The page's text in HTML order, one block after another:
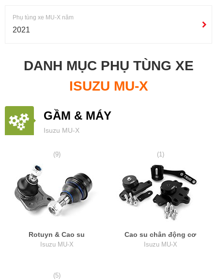
Phụ tùng xe MU-X năm
2021
DANH MỤC PHỤ TÙNG XE
ISUZU MU-X
GẦM & MÁY
Isuzu MU-X
(9)
Rotuyn & Cao su
Isuzu MU-X
(1)
Cao su chân động cơ
Isuzu MU-X
(5)